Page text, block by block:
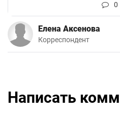
0
Елена Аксенова
Корреспондент
Написать